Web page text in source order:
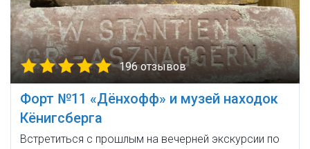
196 отзывов
Форт №11 «Дёнхофф» и музей находок
Кёнигсберга
Встретиться с прошлым на вечерней экскурсии по